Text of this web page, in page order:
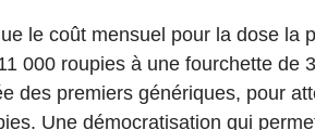
le coût mensuel pour la dose la
000 roupies à une fourchette de
des premiers génériques, pour
Une démocratisation qui